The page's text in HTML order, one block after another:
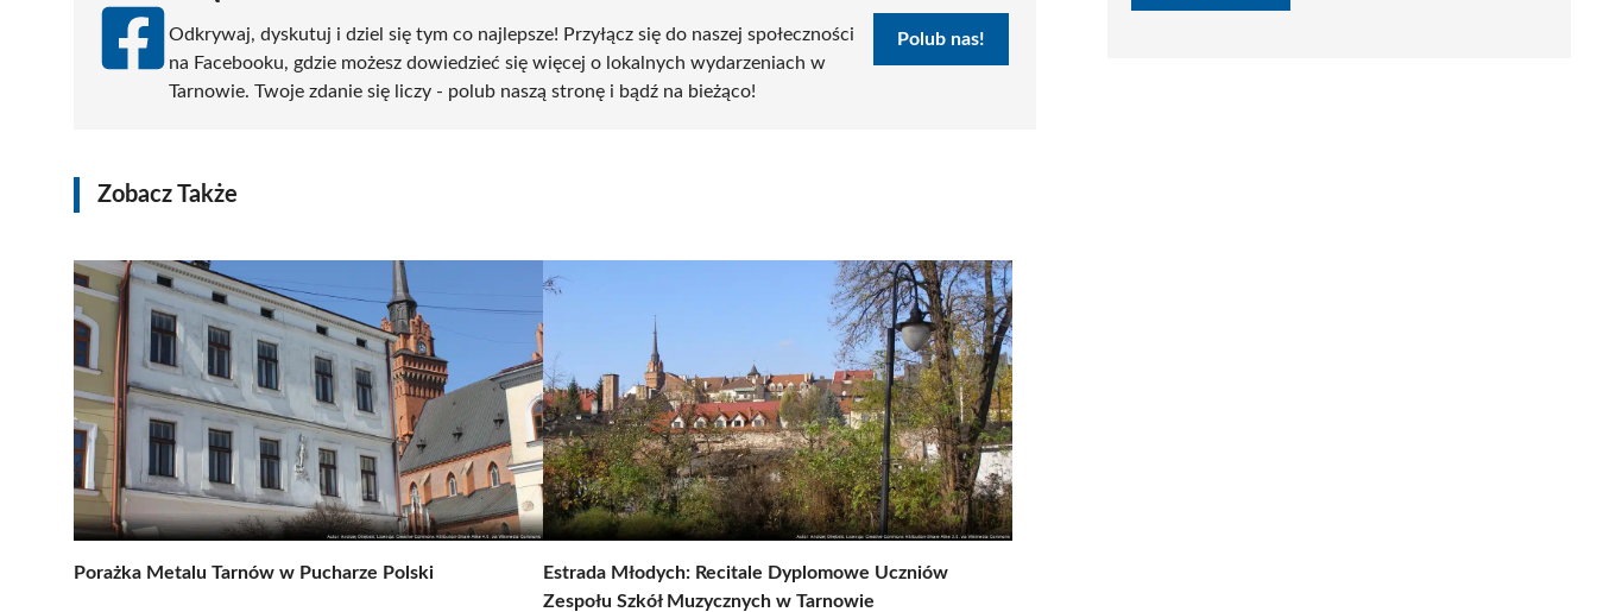
Odkrywaj, dyskutuj i dziel się tym co najlepsze! Przyłącz się do naszej społeczności
na Facebooku, gdzie możesz dowiedzieć się więcej o lokalnych wydarzeniach w
Tarnowie. Twoje zdanie się liczy - polub naszą stronę i bądź na bieżąco!
Polub nas!
Zobacz Także
Porażka Metalu Tarnów w Pucharze Polski
Estrada Młodych: Recitale Dyplomowe Uczniów
Zespołu Szkół Muzycznych w Tarnowie